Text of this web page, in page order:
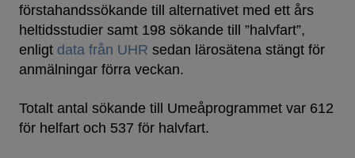
förstahandssökande till alternativet med ett års
heltidsstudier samt 198 sökande till ”halvfart”,
enligt data från UHR sedan lärosätena stängt för
anmälningar förra veckan.
Totalt antal sökande till Umeåprogrammet var 612
för helfart och 537 för halvfart.